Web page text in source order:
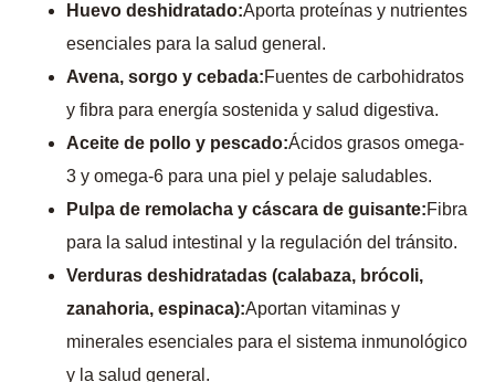
Huevo deshidratado:Aporta proteínas y nutrientes
esenciales para la salud general.
Avena, sorgo y cebada:Fuentes de carbohidratos
y fibra para energía sostenida y salud digestiva.
Aceite de pollo y pescado:Ácidos grasos omega-
3 y omega-6 para una piel y pelaje saludables.
Pulpa de remolacha y cáscara de guisante:Fibra
para la salud intestinal y la regulación del tránsito.
Verduras deshidratadas (calabaza, brócoli,
zanahoria, espinaca):Aportan vitaminas y
minerales esenciales para el sistema inmunológico
y la salud general.